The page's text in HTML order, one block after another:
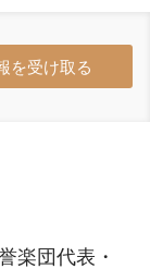
を受け取る
楽団代表・